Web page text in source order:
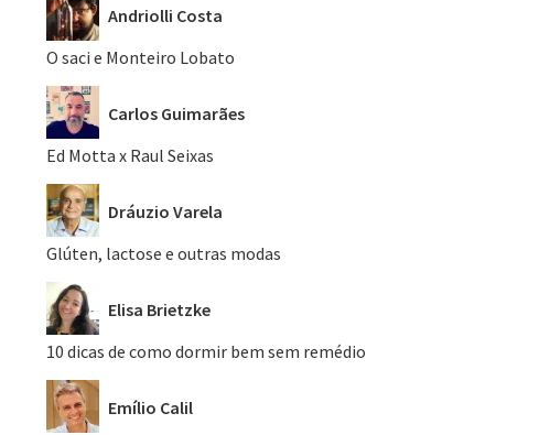
Andriolli Costa
O saci e Monteiro Lobato
Carlos Guimarães
Ed Motta x Raul Seixas
Dráuzio Varela
Glúten, lactose e outras modas
Elisa Brietzke
10 dicas de como dormir bem sem remédio
Emílio Calil